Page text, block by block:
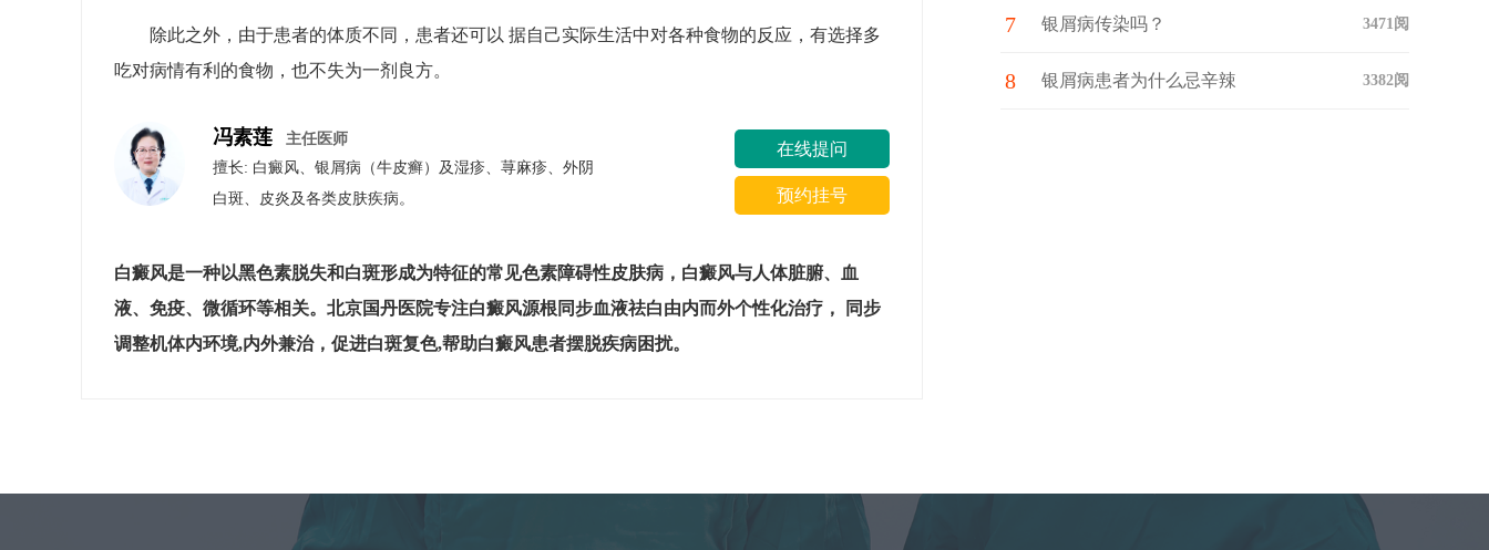
除此之外，由于患者的体质不同，患者还可以 据自己实际生活中对各种食物的反应，有选择多
吃对病情有利的食物，也不失为一剂良方。
冯素莲
主任医师
擅长: 白癜风、银屑病（牛皮癣）​及​湿疹、荨麻疹、外阴
白斑、皮炎及各类皮肤疾病。
在线提问
预约挂号
白癜风是一种以黑色素脱失和白斑形成为特征的常见色素障碍性皮肤病，白癜风与人体脏腑、血
液、免疫、微循环等相关。北京国丹医院专注白癜风源根同步血液祛白由内而外个性化治疗， 同步
调整机体内环境,内外兼治，促进白斑复色,帮助白癜风患者摆脱疾病困扰。
节？
7 银屑病传染吗？ 3471阅
8 银屑病患者为什么忌辛辣 3382阅